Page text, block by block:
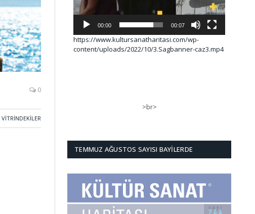
0
VITRINDEKILER
00:00 00:07
https://www.kultursanatharitasi.com/wp-
content/uploads/2022/10/3.Sagbanner-caz3.mp4
>br>
TEMMUZ AĞUSTOS SAYISI BAYILERDE